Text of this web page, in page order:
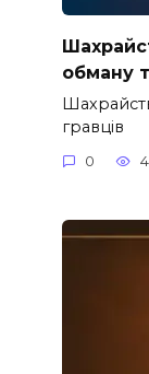
обману
гравців
0